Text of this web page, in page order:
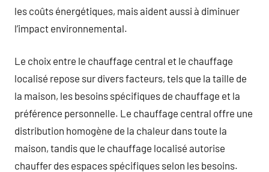
les coûts énergétiques, mais aident aussi à diminuer
l’impact environnemental.
Le choix entre le chauffage central et le chauffage
localisé repose sur divers facteurs, tels que la taille de
la maison, les besoins spécifiques de chauffage et la
préférence personnelle. Le chauffage central offre une
distribution homogène de la chaleur dans toute la
maison, tandis que le chauffage localisé autorise
chauffer des espaces spécifiques selon les besoins.